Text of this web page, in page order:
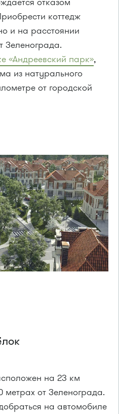
коттедж
и на расстоянии
Зеленограда.
«Андреевский парк»,
из натурального
от городской
на 23 км
метрах от Зеленограда.
на автомобиле